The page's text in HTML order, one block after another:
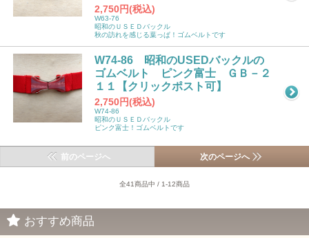
2,750円(税込)
W63-76
昭和のＵＳＥＤバックル
秋の訪れを感じる葉っぱ！ゴムベルトです
W74-86 昭和のUSEDバックルの
ゴムベルト ピンク富士 ＧＢ－２
１１【クリックポスト可】
2,750円(税込)
W74-86
昭和のＵＳＥＤバックル
ピンク富士！ゴムベルトです
前のページへ 次のページへ
全41商品中 / 1-12商品
おすすめ商品